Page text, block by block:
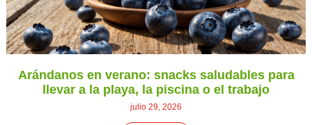
Arándanos en verano: snacks saludables para
llevar a la playa, la piscina o el trabajo
julio 29, 2026